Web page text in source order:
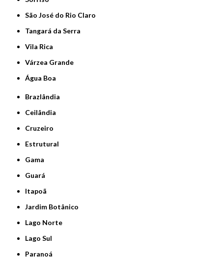
São José do Rio Claro
Tangará da Serra
Vila Rica
Várzea Grande
Água Boa
Brazlândia
Ceilândia
Cruzeiro
Estrutural
Gama
Guará
Itapoã
Jardim Botânico
Lago Norte
Lago Sul
Paranoá